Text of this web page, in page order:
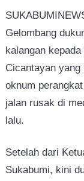
Gelombang
kalangan
Cicantayan
oknum
jalan rusak di
lalu.
Setelah dari
Sukabumi, kini